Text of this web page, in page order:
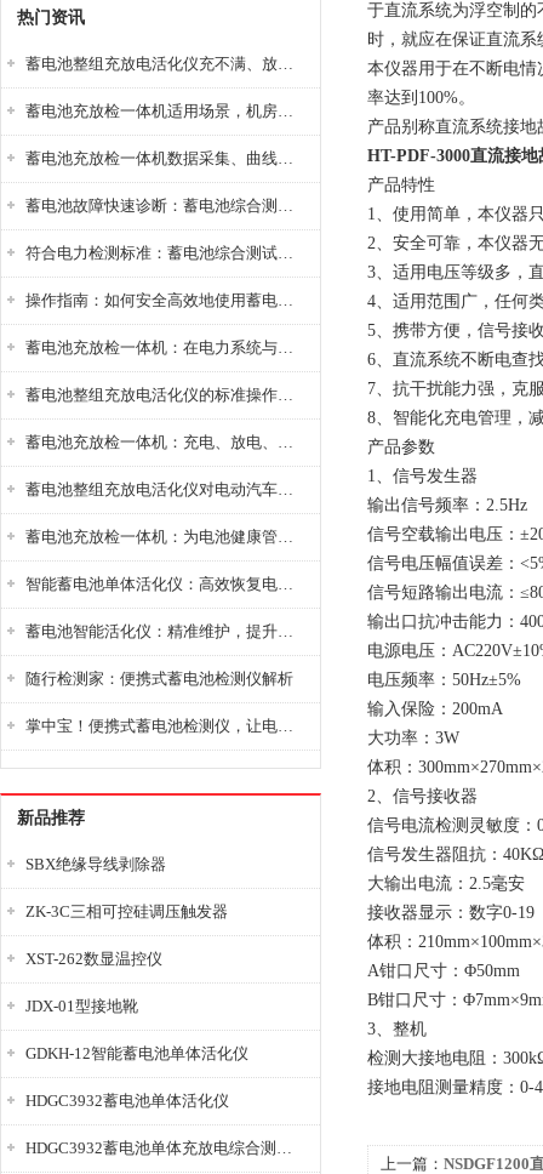
热门资讯
蓄电池整组充放电活化仪充不满、放不完怎么办？
蓄电池充放检一体机适用场景，机房基站变电站铅酸蓄电池维护检测应用
蓄电池充放检一体机数据采集、曲线分析与电池健康状态智能评估功能详解
蓄电池故障快速诊断：蓄电池综合测试仪判断落后电池的方法与标准
符合电力检测标准：蓄电池综合测试仪测试规范与精度校准方法详解
操作指南：如何安全高效地使用蓄电池智能活化仪？
蓄电池充放检一体机：在电力系统与储能设备中的创新应用，确保蓄电池性能与可靠性
蓄电池整组充放电活化仪的标准操作流程：从接线设置到充放电参数设定的安全规范
蓄电池充放检一体机：充电、放电、检测三功能集成设备
蓄电池整组充放电活化仪对电动汽车电池有帮助吗？
蓄电池充放检一体机：为电池健康管理提供一站式解决方案
智能蓄电池单体活化仪：高效恢复电池性能，延长蓄电池使用寿命
蓄电池智能活化仪：精准维护，提升电池健康状态
随行检测家：便携式蓄电池检测仪解析
掌中宝！便携式蓄电池检测仪，让电池检测变得简单又快捷！
新品推荐
SBX绝缘导线剥除器
ZK-3C三相可控硅调压触发器
XST-262数显温控仪
JDX-01型接地靴
GDKH-12智能蓄电池单体活化仪
HDGC3932蓄电池单体活化仪
HDGC3932蓄电池单体充放电综合测试仪
于直流系统为浮空制
时，就应在保证直流
本仪器用于在不断电
率达到100%。
产品别称直流系统接
HT-PDF-3000直流接
产品特性
1、使用简单，本仪器
2、安全可靠，本仪器
3、适用电压等级多，
4、适用范围广，任何
5、携带方便，信号接
6、直流系统不断电查
7、抗干扰能力强，克
8、智能化充电管理，
产品参数
1、信号发生器
输出信号频率：2.5Hz
信号空载输出电压：
信号电压幅值误差：
信号短路输出电流：
输出口抗冲击能力：
电源电压：
电压频率：50Hz±5%
输入保险：200mA
大功率：3W
体积：
2、信号接收器
信号电流检测灵敏度：
信号发生器阻抗：40KΩ
大输出电流：2.5毫安
接收器显示：数字0-19
体积：
A钳口尺寸：Φ50mm
B钳口尺寸：
3、整机
检测大接地电阻：
接地电阻测量精度：0-
上一篇： NSDGF1200